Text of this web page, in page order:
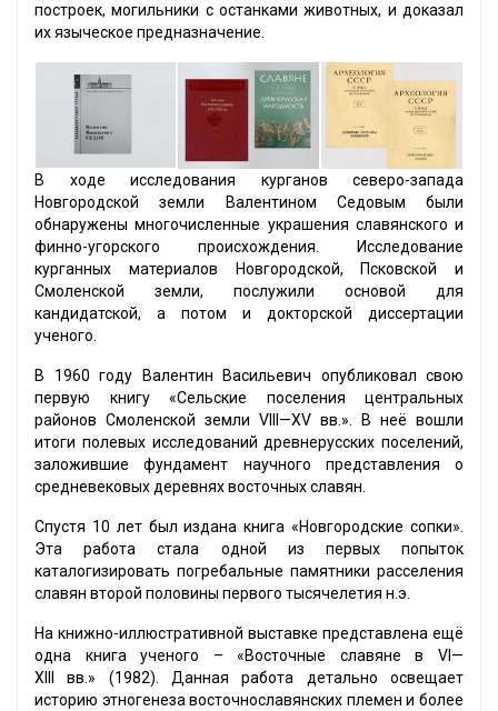
построек, могильники с останками животных, и доказал
их языческое предназначение.
В ходе исследования курганов северо-запада
Новгородской земли Валентином Седовым были
обнаружены многочисленные украшения славянского и
финно-угорского происхождения. Исследование
курганных материалов Новгородской, Псковской и
Смоленской земли, послужили основой для
кандидатской, а потом и докторской диссертации
ученого.
В 1960 году Валентин Васильевич опубликовал свою
первую книгу «Сельские поселения центральных
районов Смоленской земли VIII—XV вв.». В неё вошли
итоги полевых исследований древнерусских поселений,
заложившие фундамент научного представления о
средневековых деревнях восточных славян.
Спустя 10 лет был издана книга «Новгородские сопки».
Эта работа стала одной из первых попыток
каталогизировать погребальные памятники расселения
славян второй половины первого тысячелетия н.э.
На книжно-иллюстративной выставке представлена ещё
одна книга ученого – «Восточные славяне в VI—
XIII вв.» (1982). Данная работа детально освещает
историю этногенеза восточнославянских племен и более